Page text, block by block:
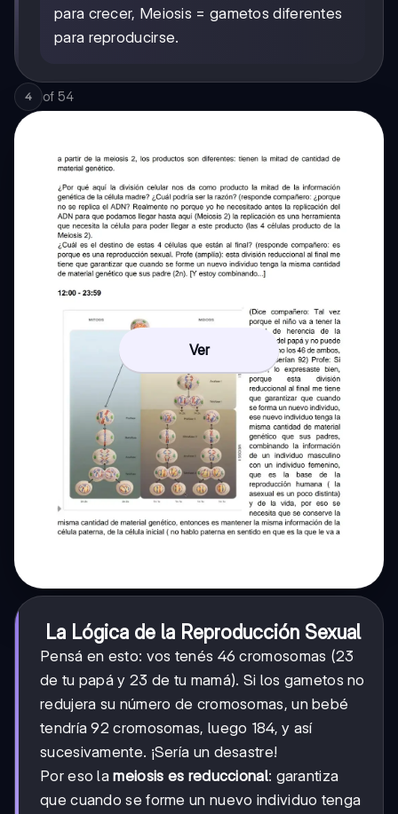
para crecer, Meiosis = gametos diferentes
para reproducirse.
4 of 54
Ver
La Lógica de la Reproducción Sexual
Pensá en esto: vos tenés 46 cromosomas (23
de tu papá y 23 de tu mamá). Si los gametos no
redujera su número de cromosomas, un bebé
tendría 92 cromosomas, luego 184, y así
sucesivamente. ¡Sería un desastre!
Por eso lameiosis es reduccional: garantiza
que cuando se forme un nuevo individuo tenga